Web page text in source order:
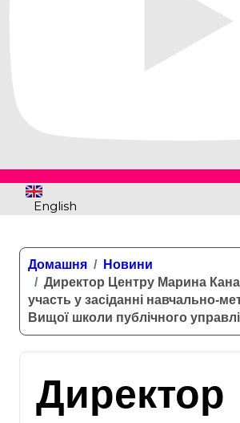
English
Домашня
Новини
Директор Центру Марина
участь у засіданні навчально-
Вищої школи публічного
Директор